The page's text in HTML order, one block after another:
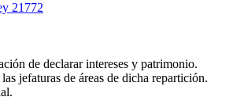
21772
de declarar intereses y patrimonio.
jefaturas de áreas de dicha repartición.